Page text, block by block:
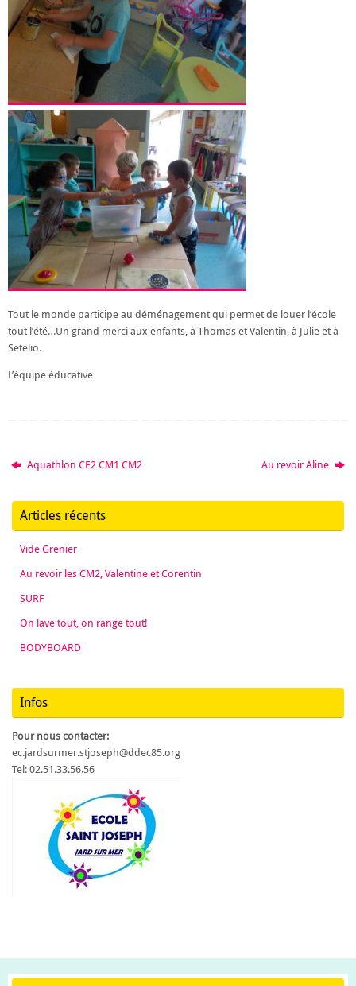
Tout le monde participe au déménagement qui permet de louer l’école
tout l’été…Un grand merci aux enfants, à Thomas et Valentin, à Julie et à
Setelio.
L’équipe éducative
Aquathlon CE2 CM1 CM2 Au revoir Aline
Articles récents
Vide Grenier
Au revoir les CM2, Valentine et Corentin
SURF
On lave tout, on range tout!
BODYBOARD
Infos
Pour nous contacter:
ec.jardsurmer.stjoseph@ddec85.org
Tel: 02.51.33.56.56